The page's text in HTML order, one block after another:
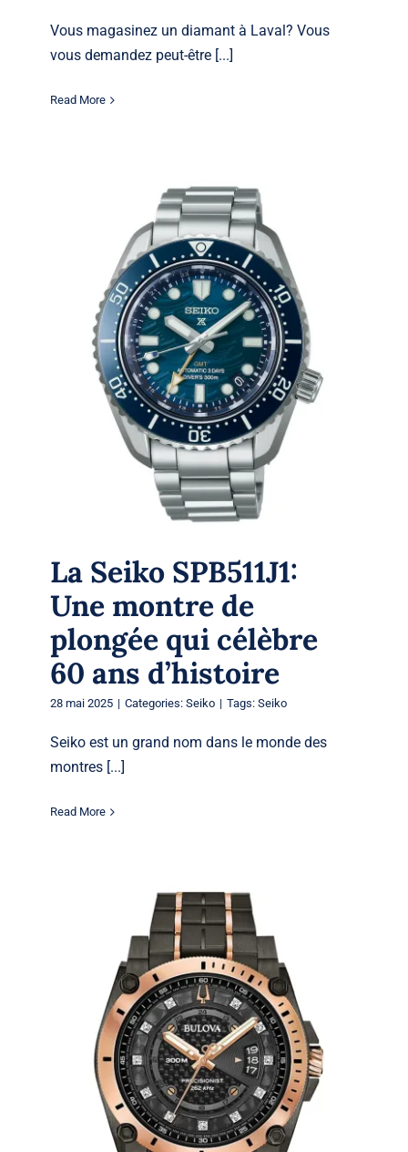
Vous magasinez un diamant à Laval? Vous
vous demandez peut-être [...]
Read More
La Seiko SPB511J1: Une montre de
plongée qui célèbre 60 ans d’histoire
Seiko
La Seiko SPB511J1:
Une montre de
plongée qui célèbre
60 ans d’histoire
28 mai 2025 | Categories: Seiko | Tags: Seiko
Seiko est un grand nom dans le monde des
montres [...]
Read More
Montres Bulova: style, précision et
héritage dans chaque pièce
Bulova